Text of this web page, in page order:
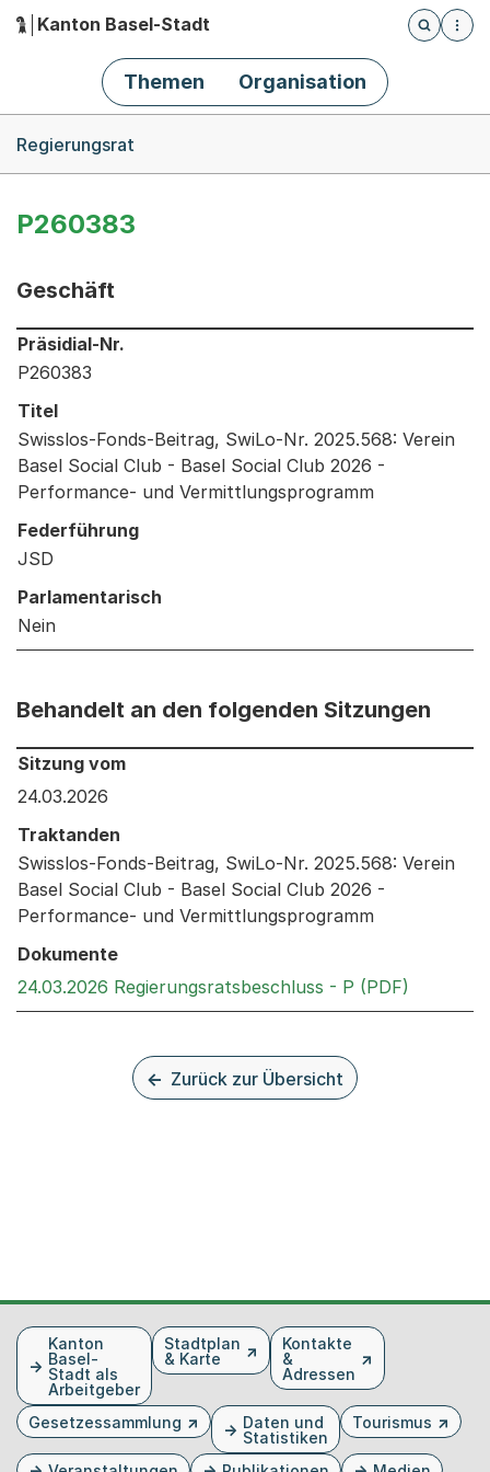
Hauptnavigation
Kanton Basel-Stadt
Öffnet
Themen Organisation
Regierungsrat
P260383
Geschäft
Informationen zum Ausgewählten Geschäft
Präsidial-Nr.
P260383
Titel
Swisslos-Fonds-Beitrag, SwiLo-Nr. 2025.568: Verein
Basel Social Club - Basel Social Club 2026 -
Performance- und Vermittlungsprogramm
Federführung
JSD
Parlamentarisch
Nein
Behandelt an den folgenden Sitzungen
Behandelt an den folgenden Sitzungen: Informationen
Sitzung vom
24.03.2026
Traktanden
Swisslos-Fonds-Beitrag, SwiLo-Nr. 2025.568: Verein
Basel Social Club - Basel Social Club 2026 -
Performance- und Vermittlungsprogramm
Dokumente
24.03.2026 Regierungsratsbeschluss - P (PDF)
Zurück zur Übersicht
FusszeileKanton
Basel-
Stadt als
Arbeitgeber
Stadtplan
& Karte
Kontakte
&
Adressen
Gesetzessammlung
Daten und
Statistiken
Tourismus